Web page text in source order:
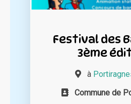
Festival des
3ème
à
Commune de